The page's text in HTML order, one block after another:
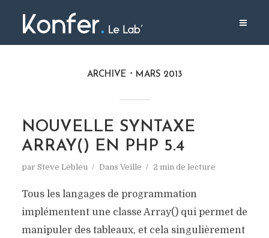
ARCHIVE MARS 2013
NOUVELLE SYNTAXE
ARRAY() EN PHP 5.4
par Steve Lebleu Dans Veille 2 min de lecture
Tous les langages de programmation
implémentent une classe Array() qui permet de
manipuler des tableaux, et cela singulièrement